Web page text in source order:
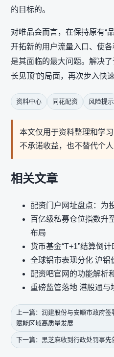
的目标的。
对唯品会而言，在保持原有“
开拓新的用户流量入口、使各
是其面临的最大问题。解决
长见顶”的局面，再次步入快
资料中心 同花配资 风险提示
本文仅用于资料整理和学
不承诺收益，也不替代个人
相关文章
配资门户网址盘点：为
百亿级私募仓位指数升
布局
货币基金“T+1”结算倒
全球铝市表现分化 沪铝
配资吧官网的功能解析
重磅监管落地 港股通与
上一篇：润建股份与安顺市政府
赋能区域高质量发展
下一篇：黑芝麻收到行政处罚事